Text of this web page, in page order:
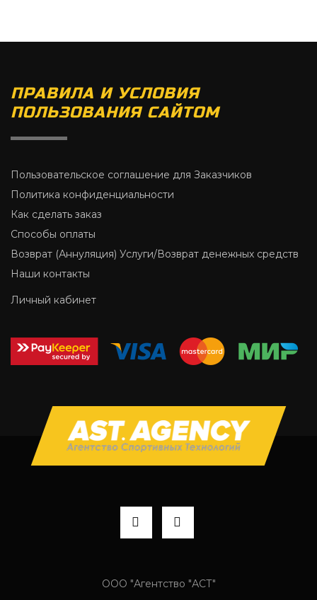
ПРАВИЛА И УСЛОВИЯ
ПОЛЬЗОВАНИЯ САЙТОМ
Пользовательское соглашение для Заказчиков
Политика конфиденциальности
Как сделать заказ
Способы оплаты
Возврат (Аннуляция) Услуги/Возврат денежных средств
Наши контакты
Личный кабинет
ООО "Агентство "АСТ"